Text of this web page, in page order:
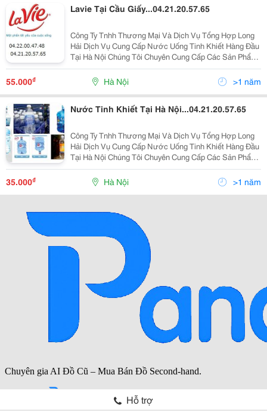
Lavie Tại Cầu Giấy...04.21.20.57.65
Công Ty Tnhh Thương Mại Và Dịch Vụ Tổng Hợp Long
Hải Dịch Vụ Cung Cấp Nước Uống Tinh Khiết Hàng Đầu
Tại Hà Nội Chúng Tôi Chuyên Cung Cấp Các Sản Phẩm
Về Nước Khoáng , Nước Uống Tinh Khiết Đạt Tiêu
Chuẩn Hàng Việt Nam Chất Lượng Cao ( Iso 9001-2
55.000₫ Hà Nội >1 năm
Nước Tinh Khiết Tại Hà Nội...04.21.20.57.65
Công Ty Tnhh Thương Mại Và Dịch Vụ Tổng Hợp Long
Hải Dịch Vụ Cung Cấp Nước Uống Tinh Khiết Hàng Đầu
Tại Hà Nội Chúng Tôi Chuyên Cung Cấp Các Sản Phẩm
Về Nước Khoáng , Nước Uống Tinh Khiết Đạt Tiêu
Chuẩn Hàng Việt Nam Chất Lượng Cao ( Iso 9001-2
35.000₫ Hà Nội >1 năm
Hỗ trợ